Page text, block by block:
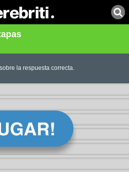
la respuesta correcta.